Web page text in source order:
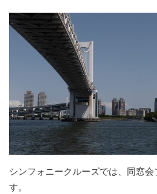
シンフォニークルーズでは、同窓
す。